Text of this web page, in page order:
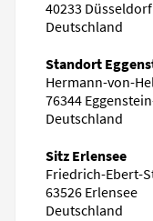
40233 Düsseldorf
Deutschland
Standort
Hermann-von-
76344
Deutschland
Sitz Erlensee
Friedrich-Ebert-
63526 Erlensee
Deutschland